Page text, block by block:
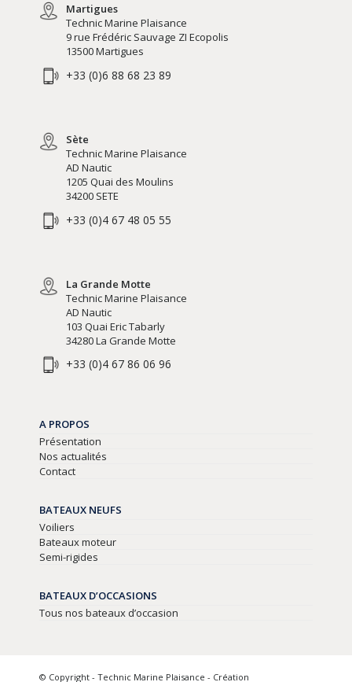
Martigues
Technic Marine Plaisance
9 rue Frédéric Sauvage ZI Ecopolis
13500 Martigues
+33 (0)6 88 68 23 89
Sète
Technic Marine Plaisance
AD Nautic
1205 Quai des Moulins
34200 SETE
+33 (0)4 67 48 05 55
La Grande Motte
Technic Marine Plaisance
AD Nautic
103 Quai Eric Tabarly
34280 La Grande Motte
+33 (0)4 67 86 06 96
A PROPOS
Présentation
Nos actualités
Contact
BATEAUX NEUFS
Voiliers
Bateaux moteur
Semi-rigides
BATEAUX D’OCCASIONS
Tous nos bateaux d’occasion
© Copyright - Technic Marine Plaisance - Création